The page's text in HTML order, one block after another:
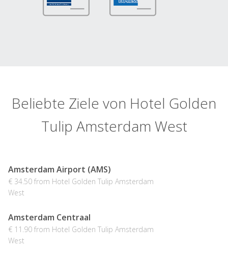
Beliebte Ziele von Hotel Golden
Tulip Amsterdam West
Amsterdam Airport (AMS)
€ 34.50 from Hotel Golden Tulip Amsterdam
West
Amsterdam Centraal
€ 11.90 from Hotel Golden Tulip Amsterdam
West